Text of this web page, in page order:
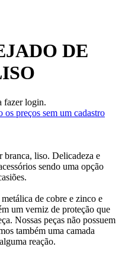
DE
fazer login.
preços sem um cadastro
branca, liso. Delicadeza e
sendo uma opção
de cobre e zinco e
um verniz de proteção que
Nossas peças não possuem
também uma camada
reação.